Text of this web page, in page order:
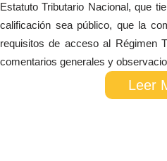
Estatuto Tributario Nacional, que
calificación sea público, que la
requisitos de acceso al Régimen
comentarios generales y
Leer